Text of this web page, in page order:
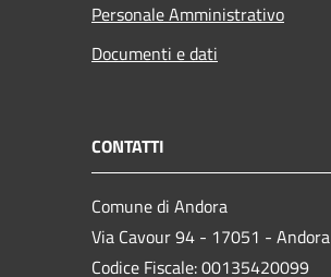
Personale Amministrativo
Documenti e dati
CONTATTI
Comune di Andora
Via Cavour 94 - 17051 - Andora
Codice Fiscale: 00135420099